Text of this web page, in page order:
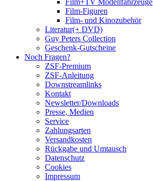
Film+TV Modellfahrzeuge
Film-Figuren
Film- und Kinozubehör
Literatur(+ DVD)
Guy Peters Collection
Geschenk-Gutscheine
Noch Fragen?
ZSF-Premium
ZSF-Anleitung
Downstreamlinks
Kontakt
Newsletter/Downloads
Presse, Medien
Service
Zahlungsarten
Versandkosten
Rückgabe und Umtausch
Datenschutz
Cookies
Impressum